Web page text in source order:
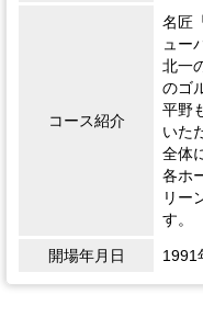
コース紹介
名匠
ュー
北一
のゴ
平野
いた
全体
各ホ
リー
す。
開場年月日 1991